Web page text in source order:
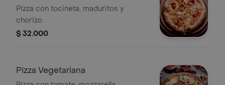
Pizza con tocineta, maduritos y
chorizo.
$ 32.000
Pizza Vegetariana